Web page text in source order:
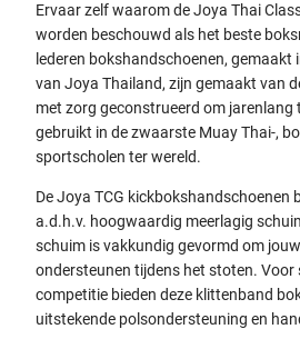
Ervaar zelf waarom de Joya Thai
worden beschouwd als het beste
lederen bokshandschoenen, gemaakt
van Joya Thailand, zijn gemaakt van
met zorg geconstrueerd om jarenlang
gebruikt in de zwaarste Muay Thai-,
sportscholen ter wereld.
De Joya TCG kickbokshandschoenen
a.d.h.v. hoogwaardig meerlagig
schuim is vakkundig gevormd om
ondersteunen tijdens het stoten. Voor
competitie bieden deze klittenband
uitstekende polsondersteuning en